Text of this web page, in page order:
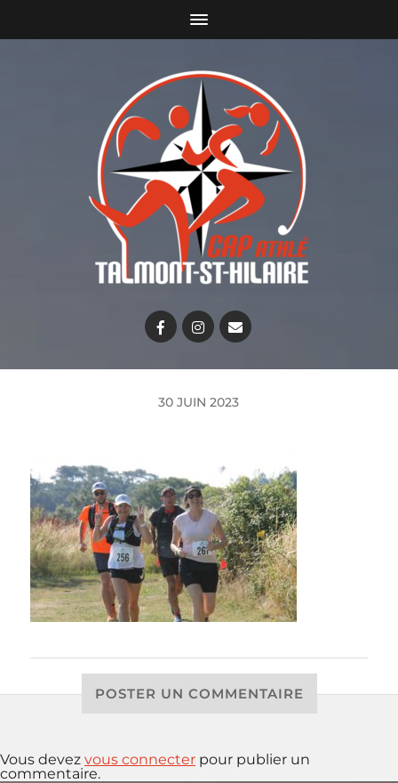
30 JUIN 2023
POSTER UN COMMENTAIRE
Vous devez vous connecter pour publier un
commentaire.